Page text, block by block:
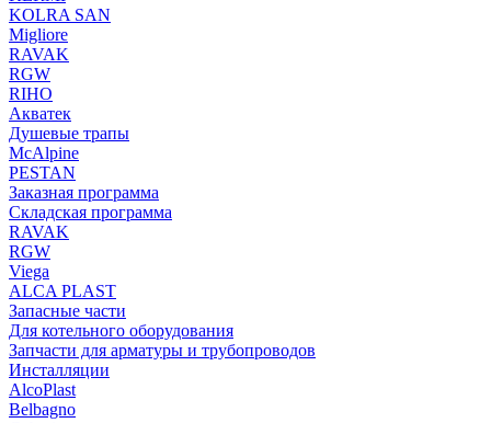
KOLRA SAN
Migliore
RAVAK
RGW
RIHO
Акватек
Душевые трапы
McAlpine
PESTAN
Заказная программа
Складская программа
RAVAK
RGW
Viega
АLCA PLAST
Запасные части
Для котельного оборудования
Запчасти для арматуры и трубопроводов
Инсталляции
AlcoPlast
Belbagno